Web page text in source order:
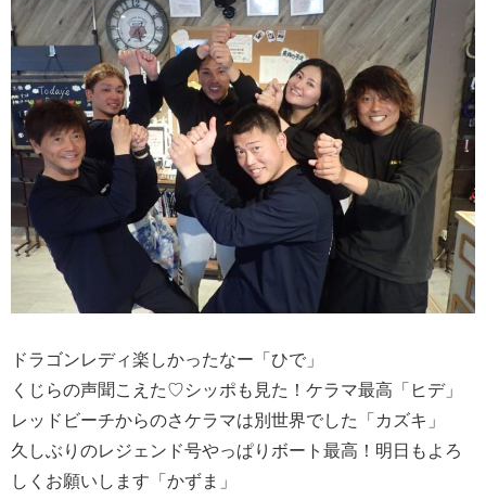
ドラゴンレディ楽しかったなー「ひで」
くじらの声聞こえた♡シッポも見た！ケラマ最高「ヒデ」
レッドビーチからのさケラマは別世界でした「カズキ」
久しぶりのレジェンド号やっぱりボート最高！明日もよろ
しくお願いします「かずま」